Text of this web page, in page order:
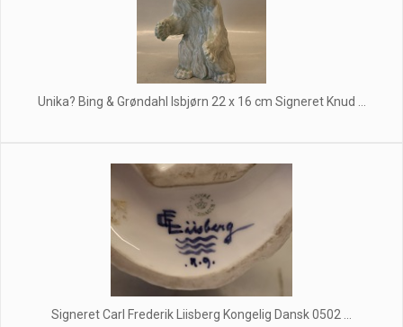
Unika? Bing & Grøndahl Isbjørn 22 x 16 cm Signeret Knud ...
Signeret Carl Frederik Liisberg Kongelig Dansk 0502 ...